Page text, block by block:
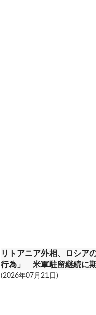
リトアニア外相、ロシア
行為」 米軍駐留継続に
(2026年07月21日)